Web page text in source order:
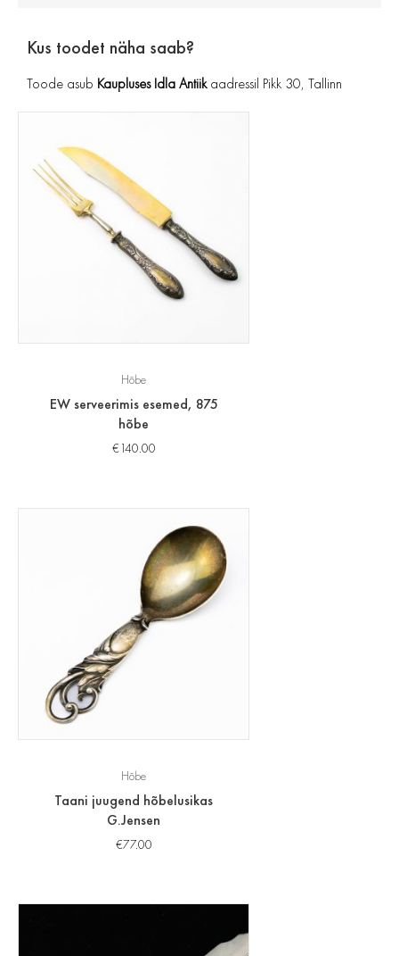
Kus toodet näha saab?
Toode asub Kaupluses Idla Antiikaadressil Pikk 30, Tallinn
Hõbe
EW serveerimis esemed, 875
hõbe
€140.00
Hõbe
Taani juugend hõbelusikas
G.Jensen
€77.00